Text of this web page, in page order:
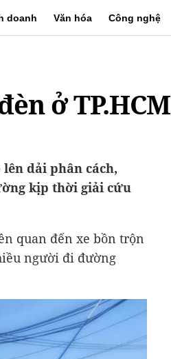
doanh Văn hóa Công nghệ
ở TP.HCM
dải phân cách,
kịp thời giải cứu
quan đến xe bồn trộn
người đi đường